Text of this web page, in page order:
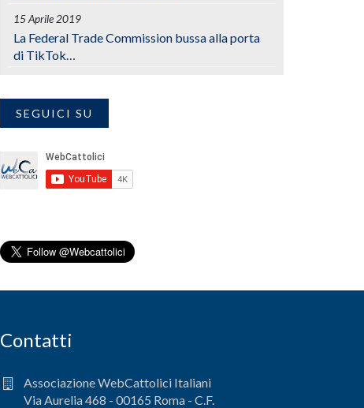
15 Aprile 2019
La Federal Trade Commission bussa alla porta
di TikTok…
SEGUICI SU
Contatti
Associazione WebCattolici Italiani
Via Aurelia 468 - 00165 Roma - C.F.